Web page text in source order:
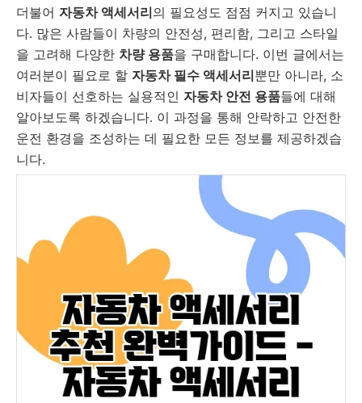
더불어 자동차 액세서리의 필요성도 점점 커지고 있습니
다. 많은 사람들이 차량의 안전성, 편리함, 그리고 스타일
을 고려해 다양한 차량 용품을 구매합니다. 이번 글에서는
여러분이 필요로 할 자동차 필수 액세서리뿐만 아니라, 소
비자들이 선호하는 실용적인 자동차 안전 용품들에 대해
알아보도록 하겠습니다. 이 과정을 통해 안락하고 안전한
운전 환경을 조성하는 데 필요한 모든 정보를 제공하겠습
니다.